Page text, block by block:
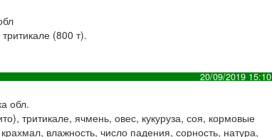
(800 т).
20/09/2019 15:10
обл.
тритикале, ячмень, овес, кукуруза, соя, кормовые
влажность, число падения, сорность, натура,